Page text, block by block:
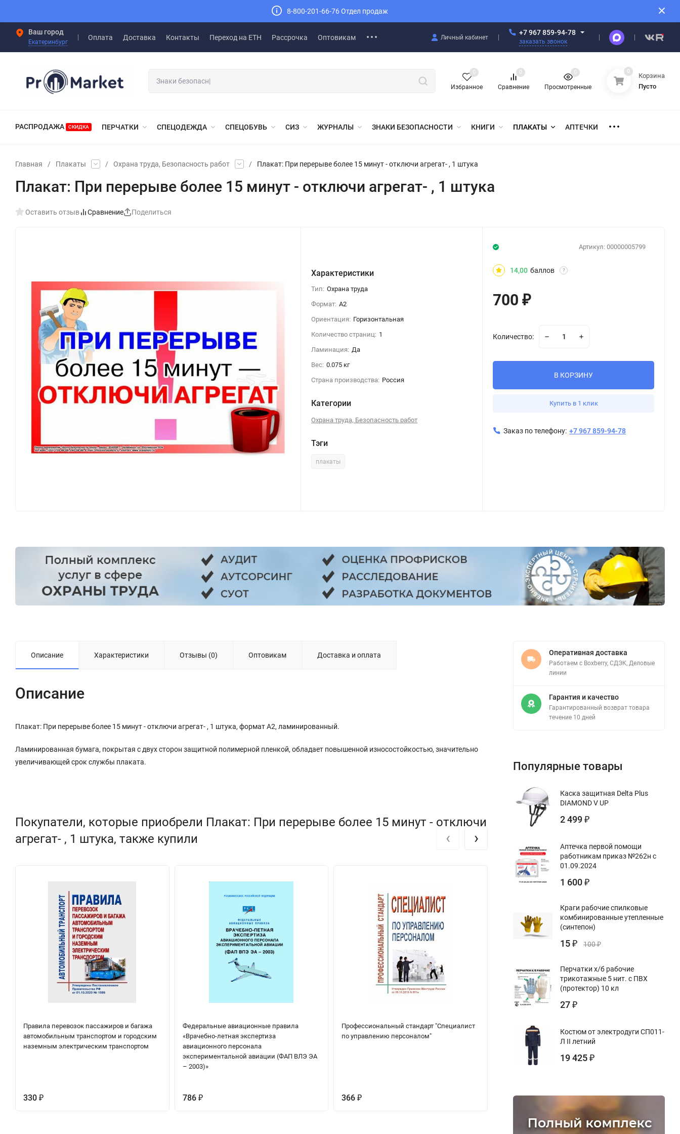
8-800-201-66-76 Отдел продаж
Ваш город
Екатеринбург
Оплата Доставка Контакты Переход на ЕТН Рассрочка Оптовикам Личный кабинет
+7 967 859-94-78
заказать звонок
Избранное
0
Сравнение
0
Просмотренные
0 0
Корзина
Пусто
РАСПРОДАЖА СКИДКА ПЕРЧАТКИ СПЕЦОДЕЖДА СПЕЦОБУВЬ СИЗ ЖУРНАЛЫ ЗНАКИ БЕЗОПАСНОСТИ КНИГИ ПЛАКАТЫ АПТЕЧКИ
Главная / Плакаты / Охрана труда, Безопасность работ / Плакат: При перерыве более 15 минут - отключи агрегат- , 1 штука
Плакат: При перерыве более 15 минут - отключи агрегат- , 1 штука
Оставить отзыв Сравнение Поделиться
Характеристики
Тип: Охрана труда
Формат: А2
Ориентация: Горизонтальная
Количество страниц: 1
Ламинация: Да
Вес: 0.075 кг
Страна производства: Россия
Категории
Охрана труда, Безопасность работ
Тэги
плакаты
Артикул: 00000005799
14,00 баллов ?
700₽
Количество:
В КОРЗИНУ
Купить в 1 клик
Заказ по телефону: +7 967 859-94-78
Описание Характеристики Отзывы (0) Оптовикам Доставка и оплата
Описание
Плакат: При перерыве более 15 минут - отключи агрегат- , 1 штука, формат А2, ламинированный.
Ламинированная бумага, покрытая с двух сторон защитной полимерной пленкой, обладает повышенной износостойкостью, значительно
увеличивающей срок службы плаката.
Покупатели, которые приобрели Плакат: При перерыве более 15 минут - отключи
агрегат- , 1 штука, также купили
Правила перевозок пассажиров и багажа
автомобильным транспортом и городским
наземным электрическим транспортом
330 ₽
Федеральные авиационные правила
«Врачебно-летная экспертиза
авиационного персонала
экспериментальной авиации (ФАП ВЛЭ ЭА
– 2003)»
786 ₽
Профессиональный стандарт "Специалист
по управлению персоналом"
366₽
СП 240.1311500.2015. Свод правил.
Хранилища сжиженного природного газа.
Требования пожарной безопасности
282 1
‹ ›
Оперативная доставка
Работаем с Boxberry, СДЭК, Деловые
линии
Гарантия и качество
Гарантированный возврат товара
течение 10 дней
Популярные товары
Каска защитная Delta Plus
DIAMOND V UP
2 499 ₽
Аптечка первой помощи
работникам приказ №262н с
01.09.2024
1 600 ₽
Краги рабочие спилковые
комбинированные утепленные
(синтепон)
15 ₽ 100₽
Перчатки х/б рабочие
трикотажные 5 нит. с ПВХ
(протектор) 10 кл
27 ₽
Костюм от электродуги СП011-
Л II летний
19 425 ₽